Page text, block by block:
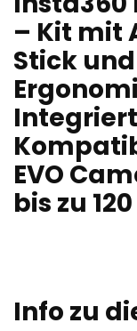
– Kit mit
Stick
EVO
bis zu
Info zu